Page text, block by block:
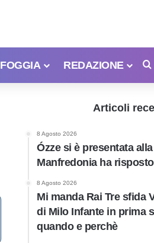
FOGGIA REDAZIONE
Articoli
8 Agosto 2026
Ózze si è presentata
Manfredonia ha
8 Agosto 2026
Mi manda Rai Tre sfida
di Milo Infante in prima
quando e perchè